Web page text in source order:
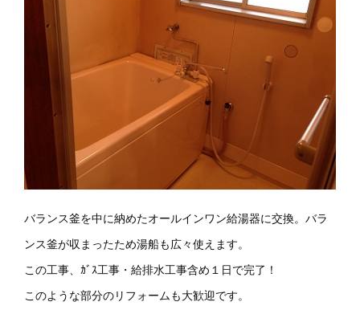
バランス釜を中に納めたオールインワン給湯器に交換。バラ
ンス釜が収まったため湯船も広々使えます。
この工事、ｶﾞｽ工事・給排水工事含め１日で完了！
このような部分のリフォームも大歓迎です。